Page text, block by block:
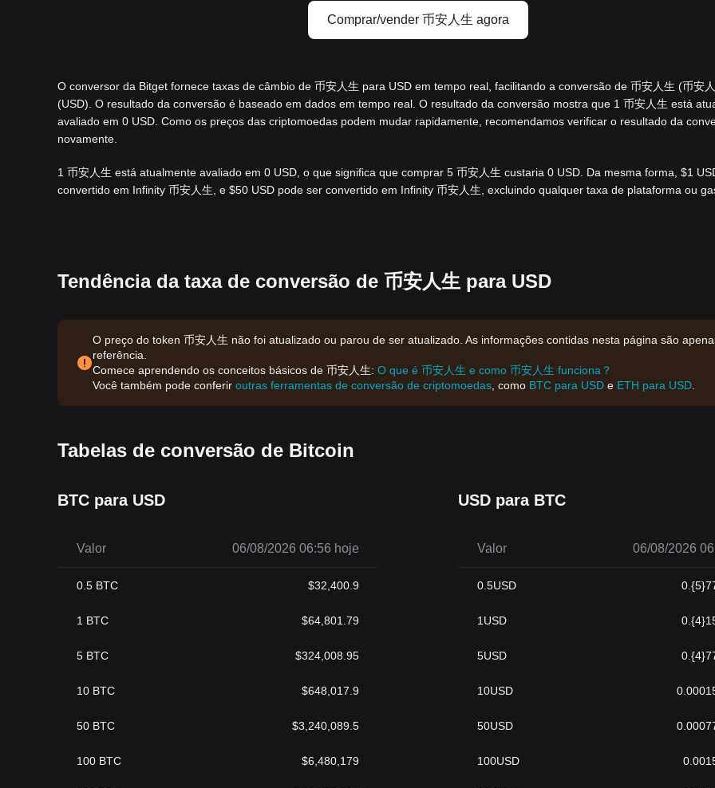
Comprar/vender 币安人生 agora
O conversor da Bitget fornece taxas de câmbio de 币安人生 para USD em tempo real, facilitando a conversão de 币安人生 (币安
(USD). O resultado da conversão é baseado em dados em tempo real. O resultado da conversão mostra que 1 币安人生 está
avaliado em 0 USD. Como os preços das criptomoedas podem mudar rapidamente, recomendamos verificar o resultado da
novamente.
1 币安人生 está atualmente avaliado em 0 USD, o que significa que comprar 5 币安人生 custaria 0 USD. Da mesma forma, $1
convertido em Infinity 币安人生, e $50 USD pode ser convertido em Infinity 币安人生, excluindo qualquer taxa de plataforma ou
Tendência da taxa de conversão de 币安人生 para USD
O preço do token 币安人生 não foi atualizado ou parou de ser atualizado. As informações contidas nesta página são
referência.
Comece aprendendo os conceitos básicos de 币安人生: O que é 币安人生 e como 币安人生 funciona？
Você também pode conferir outras ferramentas de conversão de criptomoedas , como BTC para USD e ETH para USD
Tabelas de conversão de Bitcoin
BTC para USD
Valor 06/08/2026 06:56 hoje
0.5 BTC $32,400.9
1 BTC $64,801.79
5 BTC $324,008.95
10 BTC $648,017.9
50 BTC $3,240,089.5
100 BTC $6,480,179
USD para BTC
Valor 06/08/2026
0.5USD
1 USD
5USD
10USD
50USD
100USD